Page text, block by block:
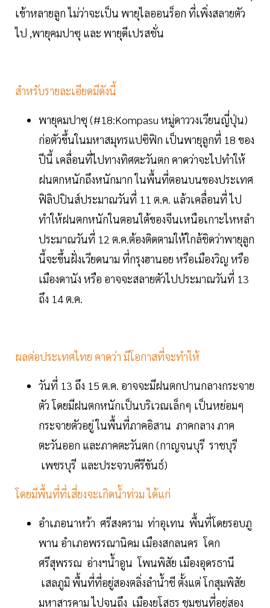
เข้าหลายลูก ไม่ว่าจะเป็น พายุไลออนร็อก ที่เพิ่งสลายตัว
ไป ,พายุคมปาซุ และ พายุดีเปรสชั่น
สำหรับรายละเอียดมีดังนี้
พายุคมปาซุ (#18:Kompasu หมู่ดาววงเวียนญี่ปุ่น)
ก่อตัวขึ้นในมหาสมุทรแปซิฟิก เป็นพายุลูกที่ 18 ของ
ปีนี้ เคลื่อนที่ไปทางทิศตะวันตก คาดว่าจะไปทำให้
ฝนตกหนักถึงหนักมาก ในพื้นที่ตอนบนของประเทศ
ฟิลิปปินส์ประมาณวันที่ 11 ต.ค. แล้วเคลื่อนที่ ไป
ทำให้ฝนตกหนักในตอนใต้ของจีนเหนือเกาะไหหลำ
ประมาณวันที่ 12 ต.ค.ต้องติดตามให้ใกล้ชิดว่าพายุลูก
นี้จะขึ้นฝั่งเวียดนาม ที่กรุงฮานอย หรือเมืองวิญ หรือ
เมืองดานัง หรือ อาจจะสลายตัวไปประมาณวันที่ 13
ถึง 14 ต.ค.
ผลต่อประเทศไทย คาดว่า มีโอกาสที่จะทำให้
วันที่ 13 ถึง 15 ต.ค. อาจจะมีฝนตกปานกลางกระจาย
ตัว โดยมีฝนตกหนักเป็นบริเวณเล็กๆ เป็นหย่อมๆ
กระจายตัวอยู่ ในพื้นที่ภาคอิสาน ภาคกลาง ภาค
ตะวันออก และภาคตะวันตก (กาญจนบุรี ราชบุรี
เพชรบุรี และประจวบคีรีขันธ์)
โดยมีพื้นที่ที่เสี่ยงจะเกิดน้ำท่วม ได้แก่
อำเภอนาหว้า ศรีสงคราม ท่าอุเทน พื้นที่โดยรอบภู
พาน อำเภอพรรณานิคม เมืองสกลนคร โคก
ศรีสุพรรณ อ่างฯน้ำอูน โพนพิสัย เมืองอุดรธานี
เสลภูมิ พื้นที่ที่อยู่สองตลิ่งลำน้ำชี ตั้งแต่ โกสุมพิสัย
มหาสารคาม ไปจนถึง เมืองยโสธร ชุมชนที่อยู่สอง